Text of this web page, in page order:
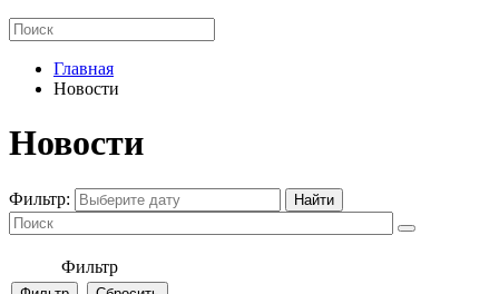
Главная
Новости
Новости
Фильтр:
Фильтр